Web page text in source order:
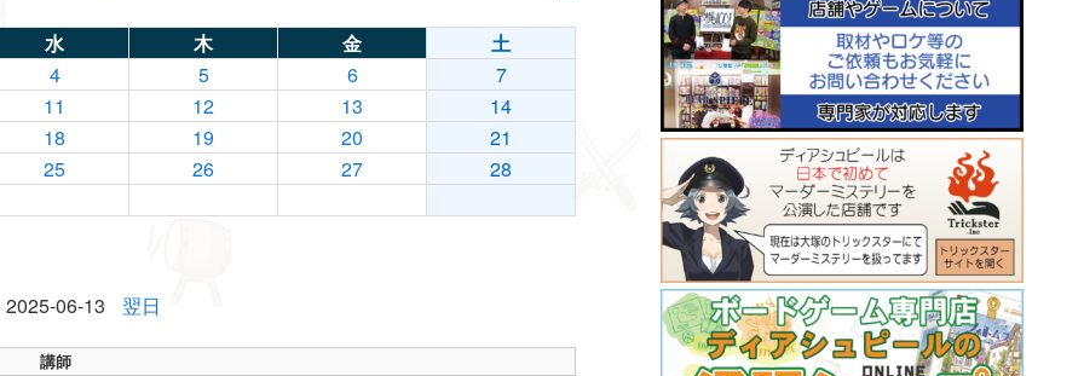
水 木 金
土
4
5 6
7
11
12 13
14
18
19 20
21
25
26 27 28
2025-06-13 翌日
講師